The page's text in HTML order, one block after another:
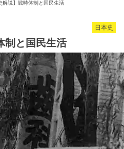
解説】戦時体制と国民生活
日本史
制と国民生活